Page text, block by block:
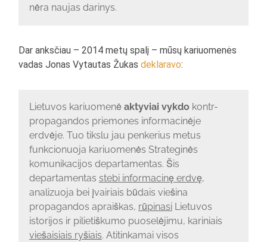
nėra naujas darinys.
Dar anksčiau – 2014 metų spalį – mūsų kariuomenės
vadas Jonas Vytautas Žukasdeklaravo:
Lietuvos kariuomenė aktyviai vykdokontr-
propagandos priemones informacinėje
erdvėje. Tuo tikslu jau penkerius metus
funkcionuoja kariuomenės Strateginės
komunikacijos departamentas. Šis
departamentas stebi informacinę erdvę,
analizuoja bei įvairiais būdais viešina
propagandos apraiškas, rūpinasiLietuvos
istorijos ir pilietiškumo puoselėjimu, kariniais
viešaisiais ryšiais. Atitinkamai visos